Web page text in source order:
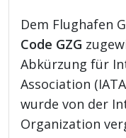
Dem Flughafen
Code GZG
Abkürzung für
Association
wurde von der
Organization